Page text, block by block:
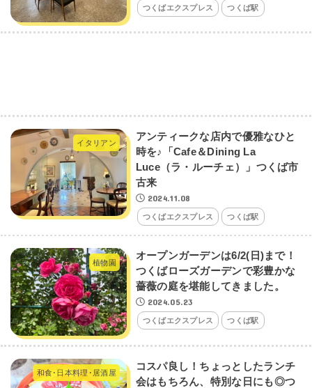
つくばエクスプレス つくば駅
イタリアン
アンティークな店内で優雅なひと
時を♪「Cafe＆Dining La
Luce（ラ・ルーチェ）」つくば市
古来
2024.11.08
つくばエクスプレス つくば駅
植物園
オープンガーデンは6/2(日)まで！
つくばローズガーデンで彩豊かな
薔薇の庭を堪能してきました。
2024.05.23
つくばエクスプレス つくば駅
和食･日本料理･居酒屋
コスパ良し！ちょっとしたランチ
会はもちろん、特別な日にも◎つ